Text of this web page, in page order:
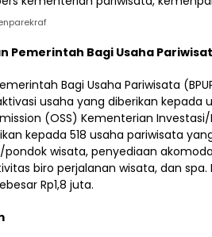
Pemerintah Bagi Usaha
Bagi Usaha Pariwisata
usaha yang diberikan
(OSS) Kementerian Investasi/
kepada 518 usaha pariwisata
wisata, penyediaan
biro perjalanan wisata, dan
Rp1,8 juta.